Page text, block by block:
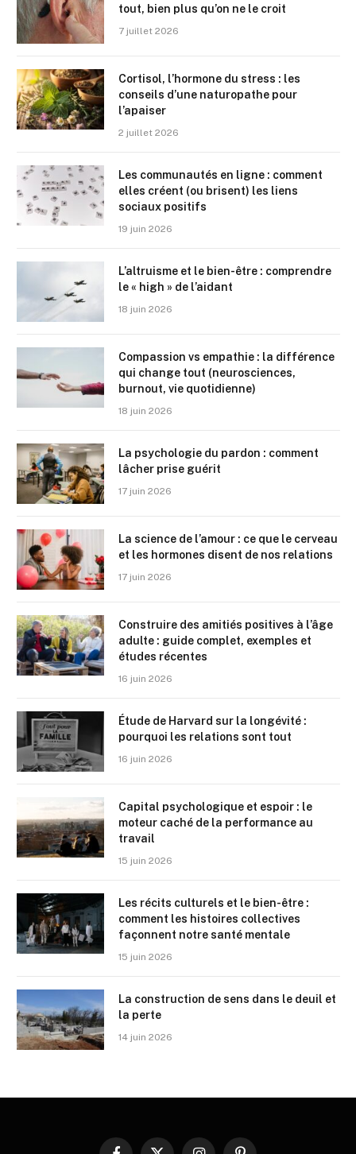
tout, bien plus qu’on ne le croit
7 juillet 2026
Cortisol, l’hormone du stress : les
conseils d’une naturopathe pour
l’apaiser
2 juillet 2026
Les communautés en ligne : comment
elles créent (ou brisent) les liens
sociaux positifs
19 juin 2026
L’altruisme et le bien-être : comprendre
le « high » de l’aidant
18 juin 2026
Compassion vs empathie : la différence
qui change tout (neurosciences,
burnout, vie quotidienne)
18 juin 2026
La psychologie du pardon : comment
lâcher prise guérit
17 juin 2026
La science de l’amour : ce que le cerveau
et les hormones disent de nos relations
17 juin 2026
Construire des amitiés positives à l’âge
adulte : guide complet, exemples et
études récentes
16 juin 2026
Étude de Harvard sur la longévité :
pourquoi les relations sont tout
16 juin 2026
Capital psychologique et espoir : le
moteur caché de la performance au
travail
15 juin 2026
Les récits culturels et le bien-être :
comment les histoires collectives
façonnent notre santé mentale
15 juin 2026
La construction de sens dans le deuil et
la perte
14 juin 2026